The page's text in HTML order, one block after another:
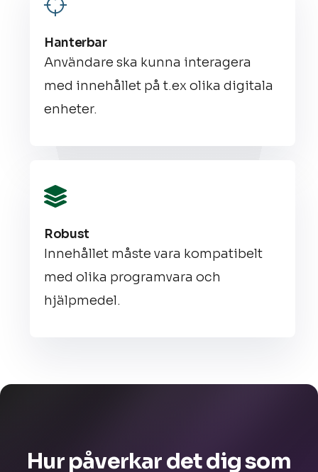
Hanterbar
Användare ska kunna interagera
med innehållet på t.ex olika digitala
enheter.
Robust
Innehållet måste vara kompatibelt
med olika programvara och
hjälpmedel.
Hur påverkar det dig som